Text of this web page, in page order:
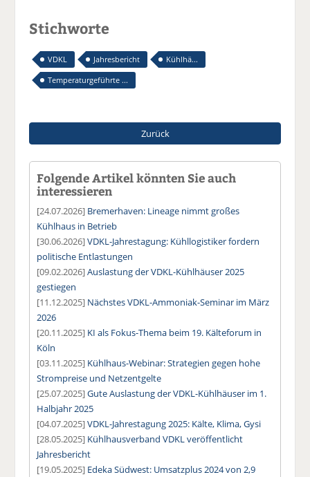
Stichworte
VDKL Jahresbericht
Kühlhä...
Temperaturgeführte ...
Zurück
Folgende Artikel könnten Sie auch
interessieren
[24.07.2026] Bremerhaven: Lineage nimmt großes
Kühlhaus in Betrieb
[30.06.2026]VDKL-Jahrestagung: Kühllogistiker fordern
politische Entlastungen
[09.02.2026]Auslastung der VDKL-Kühlhäuser 2025
gestiegen
[11.12.2025] Nächstes VDKL-Ammoniak-Seminar im März
2026
[20.11.2025] KI als Fokus-Thema beim 19. Kälteforum in
Köln
[03.11.2025] Kühlhaus-Webinar: Strategien gegen hohe
Strompreise und Netzentgelte
[25.07.2025]Gute Auslastung der VDKL-Kühlhäuser im 1.
Halbjahr 2025
[04.07.2025]VDKL-Jahrestagung 2025: Kälte, Klima, Gysi
[28.05.2025] Kühlhausverband VDKL veröffentlicht
Jahresbericht
[19.05.2025] Edeka Südwest: Umsatzplus 2024 von 2,9